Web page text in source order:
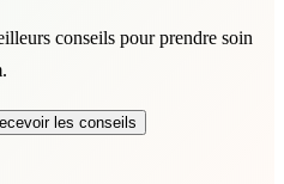
conseils pour prendre soin
les conseils